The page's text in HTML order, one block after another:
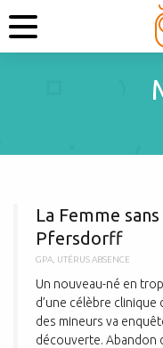
La Femme
Pfersdorff
GPA UTÉRUS ABSENCE
Un nouveau-né en
d’une célèbre clinique
des mineurs va
découverte. Abandon